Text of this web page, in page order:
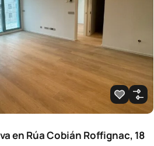
en Rúa Cobián Roffignac, 18